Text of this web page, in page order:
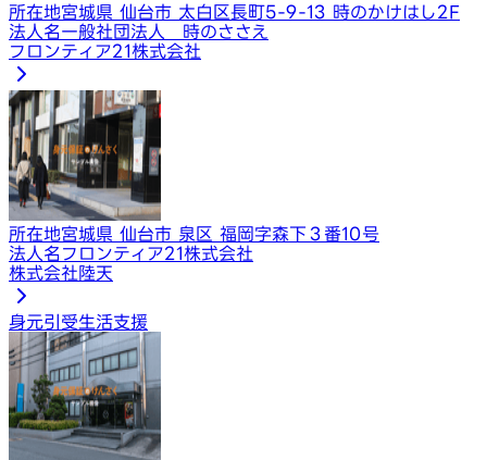
所在地宮城県 仙台市 太白区長町5-9-13 時のかけはし2F
法人名一般社団法人 時のささえ
フロンティア21株式会社
所在地宮城県 仙台市 泉区 福岡字森下３番10号
法人名 フロンティア21株式会社
株式会社陸天
身元引受生活支援